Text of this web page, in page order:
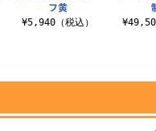
フ黄
¥5,940（税込）